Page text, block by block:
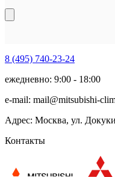
8 (495) 740-23-24
ежедневно: 9:00 - 18:00
e-mail: mail@mitsubishi-
Адрес: Москва, ул.
Контакты